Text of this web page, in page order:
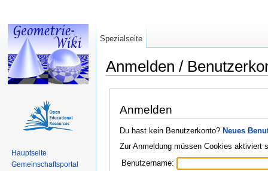
Anmelden /
Anmelden
Du hast kein Benutzerkonto? Neues
Zur Anmeldung müssen Cookies aktiviert
Benutzername:
Spezialseite
Hauptseite
Gemeinschaftsportal